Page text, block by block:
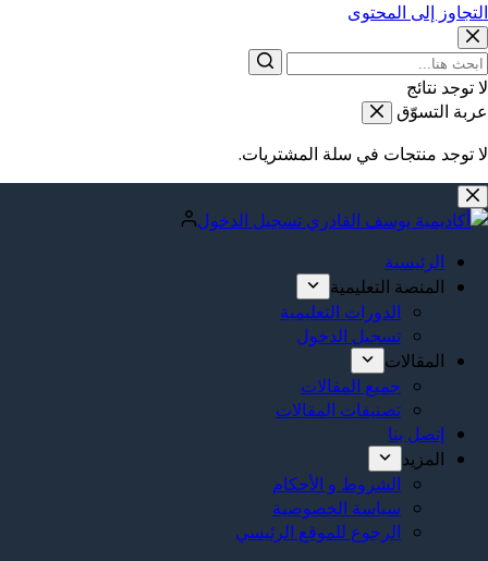
التجاوز إلى المحتوى
لا توجد نتائج
عربة التسوّق
لا توجد منتجات في سلة المشتريات.
تسجيل الدخول
الرئيسية
المنصة التعليمية
الدورات التعليمية
تسجيل الدخول
المقالات
جميع المقالات
تصنيفات المقالات
إتصل بنا
المزيد
الشروط و الأحكام
سياسة الخصوصية
الرجوع للموقع الرئيسي